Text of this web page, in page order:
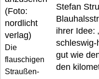
Die
flauschigen
Straußen-
Stefan
ihrer Idee:
gut wie
den